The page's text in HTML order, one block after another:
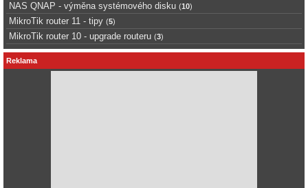
NAS QNAP - výměna systémového disku (10)
MikroTik router 11 - tipy (5)
MikroTik router 10 - upgrade routeru (3)
Reklama